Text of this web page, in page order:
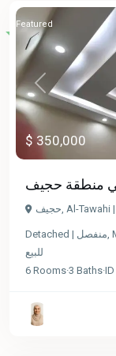
Previous
$ 350,000
Featured
حجيف
Detached | منفصل
للبيع
6 Rooms·3 Baths·ID